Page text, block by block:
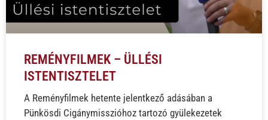
REMÉNYFILMEK – ÜLLÉSI
ISTENTISZTELET
A Reményfilmek hetente jelentkező adásában a
Pünkösdi Cigánymisszióhoz tartozó gyülekezetek